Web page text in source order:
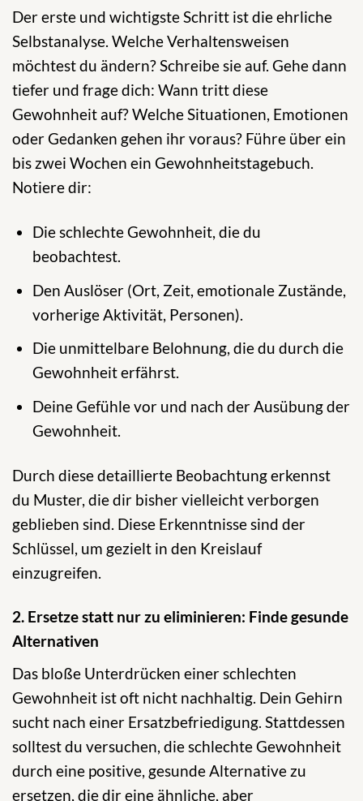
Der erste und wichtigste Schritt ist die ehrliche
Selbstanalyse. Welche Verhaltensweisen
möchtest du ändern? Schreibe sie auf. Gehe dann
tiefer und frage dich: Wann tritt diese
Gewohnheit auf? Welche Situationen, Emotionen
oder Gedanken gehen ihr voraus? Führe über ein
bis zwei Wochen ein Gewohnheitstagebuch.
Notiere dir:
Die schlechte Gewohnheit, die du
beobachtest.
Den Auslöser (Ort, Zeit, emotionale Zustände,
vorherige Aktivität, Personen).
Die unmittelbare Belohnung, die du durch die
Gewohnheit erfährst.
Deine Gefühle vor und nach der Ausübung der
Gewohnheit.
Durch diese detaillierte Beobachtung erkennst
du Muster, die dir bisher vielleicht verborgen
geblieben sind. Diese Erkenntnisse sind der
Schlüssel, um gezielt in den Kreislauf
einzugreifen.
2. Ersetze statt nur zu eliminieren: Finde gesunde
Alternativen
Das bloße Unterdrücken einer schlechten
Gewohnheit ist oft nicht nachhaltig. Dein Gehirn
sucht nach einer Ersatzbefriedigung. Stattdessen
solltest du versuchen, die schlechte Gewohnheit
durch eine positive, gesunde Alternative zu
ersetzen, die dir eine ähnliche, aber